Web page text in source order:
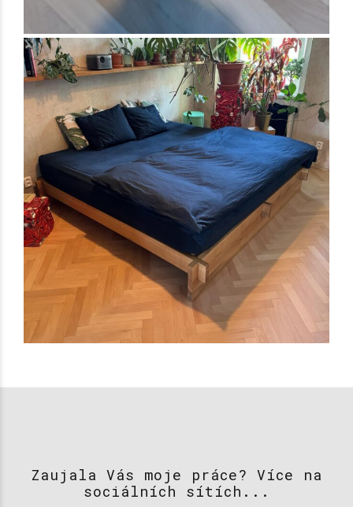
Zaujala Vás moje práce? Více na
sociálních sítích...